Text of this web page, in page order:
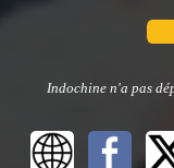
Indochine n'a pas